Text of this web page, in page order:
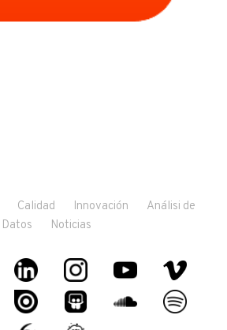
Calidad Innovación
Análisi de
Datos
Noticias